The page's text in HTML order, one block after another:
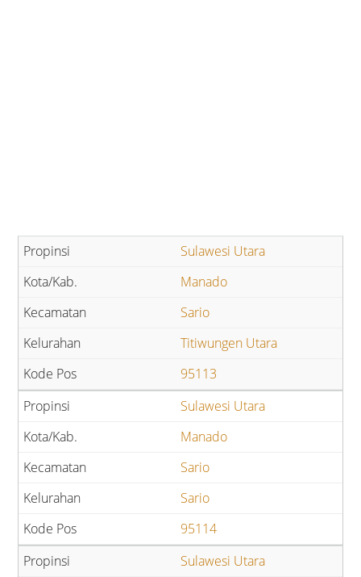
Sulawesi Utara
Manado
Sario
Titiwungen Utara
95113
Sulawesi Utara
Manado
Sario
Sario
95114
Sulawesi Utara